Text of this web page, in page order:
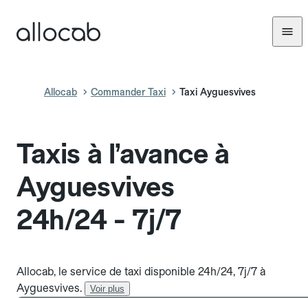
Allocab Commander Taxi Taxi Ayguesvives
Taxis à l’avance à
Ayguesvives
24h/24 - 7j/7
Allocab, le service de taxi disponible 24h/24, 7j/7 à
Ayguesvives.
Voir plus